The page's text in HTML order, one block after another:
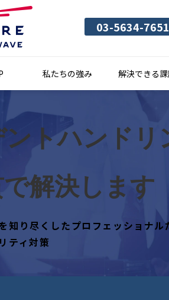
03-5634-7651
私たちの強み 解決できる
トハンドリ
解決します
知り尽くしたプロフェッショナル
ティ対策